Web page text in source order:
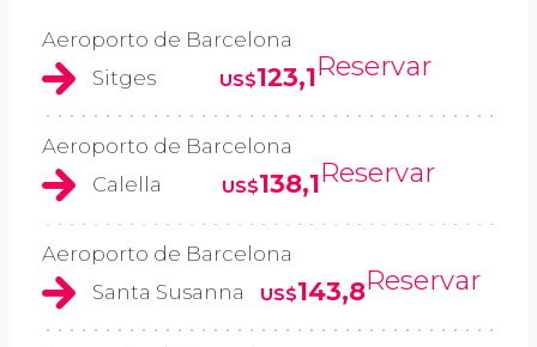
Aeroporto de Barcelona
Sitges
US$123,1Reservar
Aeroporto de Barcelona
Calella
US$138,1Reservar
Aeroporto de Barcelona
Santa Susanna
US$143,8Reservar